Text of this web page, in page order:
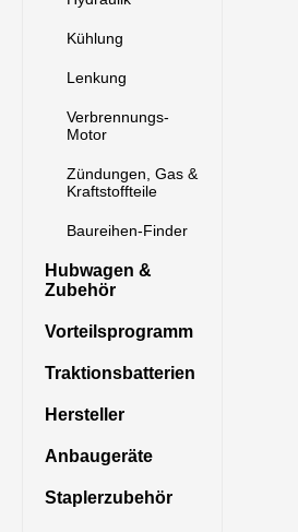
Kühlung
Lenkung
Verbrennungs-
Motor
Zündungen, Gas &
Kraftstoffteile
Baureihen-Finder
Hubwagen &
Zubehör
Vorteilsprogramm
Traktionsbatterien
Hersteller
Anbaugeräte
Staplerzubehör